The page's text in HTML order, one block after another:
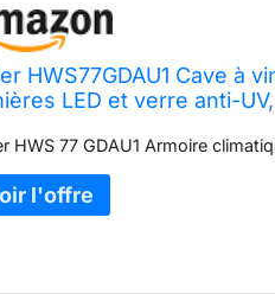
HWS77GDAU1 Cave à
LED et verre anti-
HWS 77 GDAU1 Armoire